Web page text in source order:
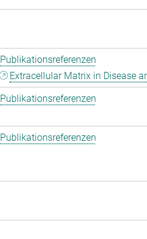
Publikationsreferenzen
Extracellular Matrix in Disease
Publikationsreferenzen
Publikationsreferenzen